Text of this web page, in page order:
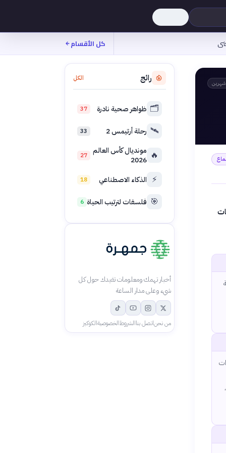
كل الأقسام
رائج الكل
🗂️ ظواهر صحية نادرة 37
🛰️ رحلة أرتيمس 2 33
🔥 مونديال كأس العالم
2026
27
⚡ الذكاء الاصطناعي 18
🎯 فلسفات لترتيب الحياة 6
أخبار تهمك ومعلومات تفيدك حول كل
شيء وعلى مدار الساعة
من نحناتصل بناالشروطالخصوصيةالكوكيز